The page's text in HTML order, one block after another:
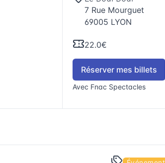
7 Rue Mourguet
69005 LYON
22.0€
Réserver mes billets
Avec Fnac Spectacles